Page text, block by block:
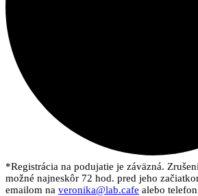
*Registrácia na podujatie je záväzná.
možné najneskôr 72 hod. pred jeho
emailom na veronika@lab.cafe alebo